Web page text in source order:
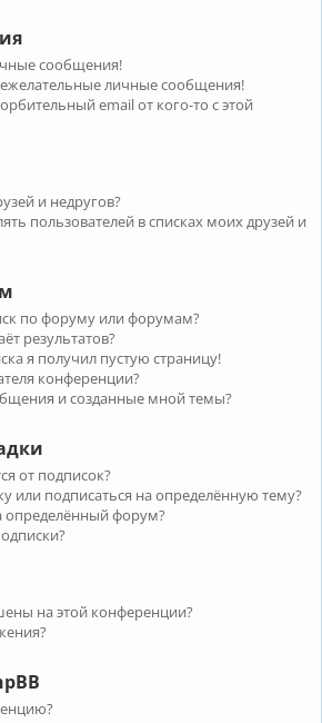
сообщения!
личные сообщения!
email от кого-то с этой
и недругов?
пользователей в списках моих друзей и
по форуму или форумам?
результатов?
я получил пустую страницу!
конференции?
и созданные мной темы?
от подписок?
или подписаться на определённую тему?
определённый форум?
на этой конференции?